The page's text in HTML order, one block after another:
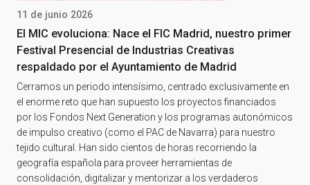
11 de junio 2026
El MIC evoluciona: Nace el FIC Madrid, nuestro primer
Festival Presencial de Industrias Creativas
respaldado por el Ayuntamiento de Madrid
Cerramos un periodo intensísimo, centrado exclusivamente en
el enorme reto que han supuesto los proyectos financiados
por los Fondos Next Generation y los programas autonómicos
de impulso creativo (como el PAC de Navarra) para nuestro
tejido cultural. Han sido cientos de horas recorriendo la
geografía española para proveer herramientas de
consolidación, digitalizar y mentorizar a los verdaderos